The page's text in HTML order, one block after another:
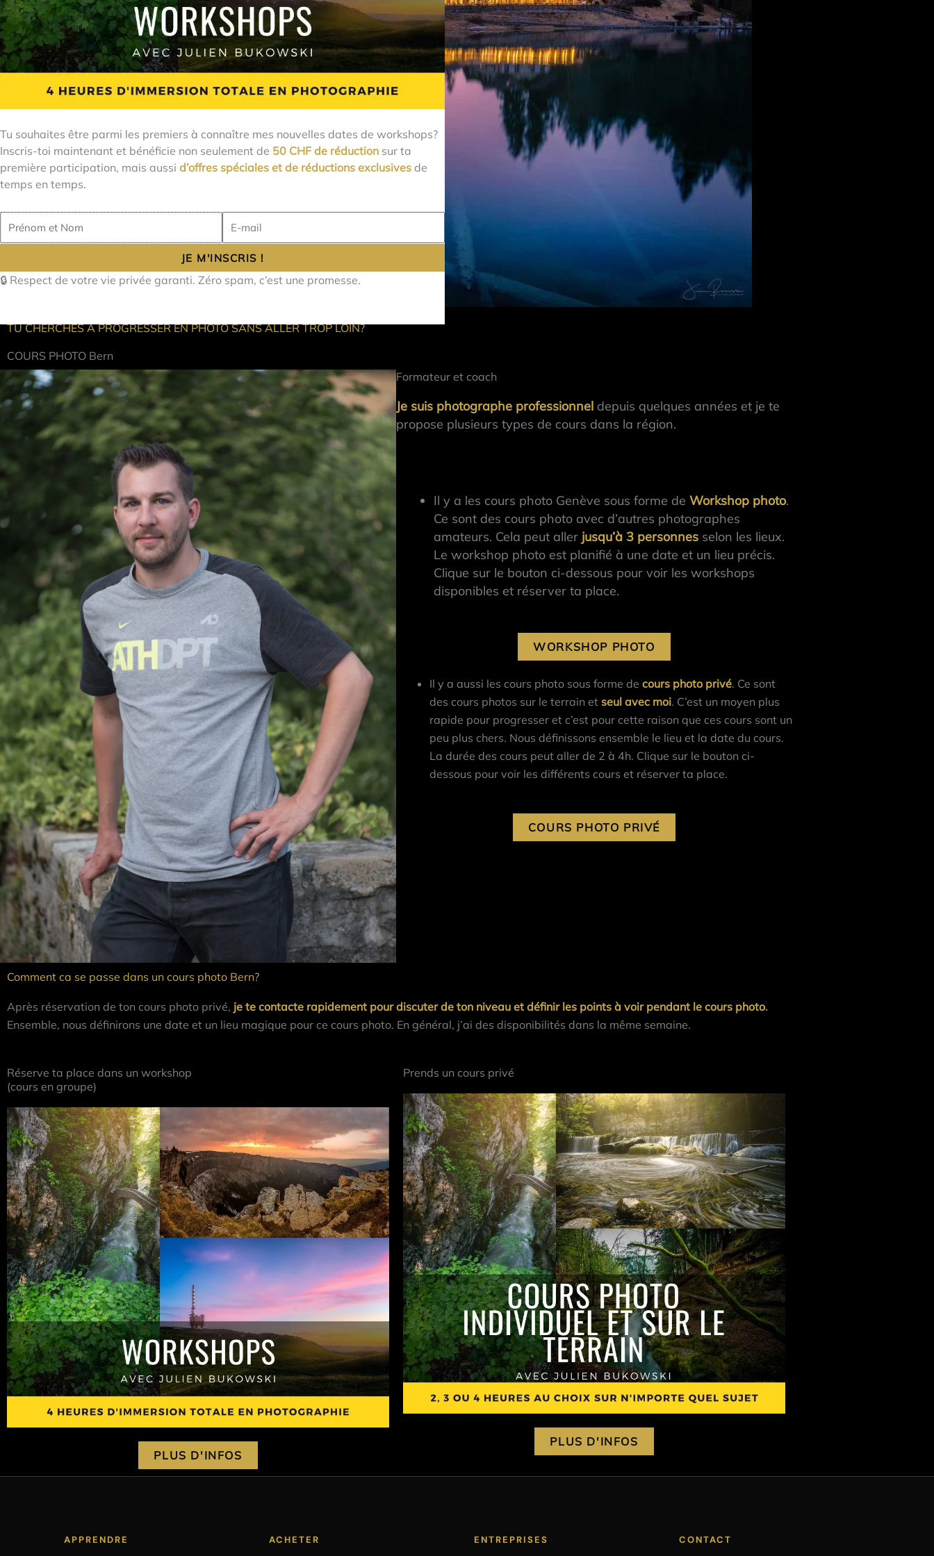
TU CHERCHES À PROGRESSER EN PHOTO SANS ALLER TROP LOIN?
COURS PHOTO Bern
Formateur et coach
Je suis photographe professionnel depuis quelques années et je te
propose plusieurs types de cours dans la région.
Il y a les cours photo Genève sous forme de Workshop photo.
Ce sont des cours photo avec d’autres photographes
amateurs. Cela peut aller jusqu’à 3 personnes selon les lieux.
Le workshop photo est planifié à une date et un lieu précis.
Clique sur le bouton ci-dessous pour voir les workshops
disponibles et réserver ta place.
WORKSHOP PHOTO
Il y a aussi les cours photo sous forme de cours photo privé. Ce sont
des cours photos sur le terrain et seul avec moi. C’est un moyen plus
rapide pour progresser et c’est pour cette raison que ces cours sont un
peu plus chers. Nous définissons ensemble le lieu et la date du cours.
La durée des cours peut aller de 2 à 4h. Clique sur le bouton ci-
dessous pour voir les différents cours et réserver ta place.
COURS PHOTO PRIVÉ
Comment ca se passe dans un cours photo Bern?
Après réservation de ton cours photo privé, je te contacte rapidement pour discuter de ton niveau et définir les points à voir pendant le cours photo.
Ensemble, nous définirons une date et un lieu magique pour ce cours photo. En général, j’ai des disponibilités dans la même semaine.
Réserve ta place dans un workshop
(cours en groupe)
PLUS D'INFOS
Prends un cours privé
PLUS D'INFOS
APPRENDRE ACHETER ENTREPRISES CONTACT
Tu souhaites être parmi les premiers à connaître mes nouvelles dates de workshops?
Inscris-toi maintenant et bénéficie non seulement de 50 CHF de réduction sur ta
première participation, mais aussi d’offres spéciales et de réductions exclusives de
temps en temps.
et
E-
mail
JE M'INSCRIS !
🔒 Respect de votre vie privée garanti. Zéro spam, c’est une promesse.